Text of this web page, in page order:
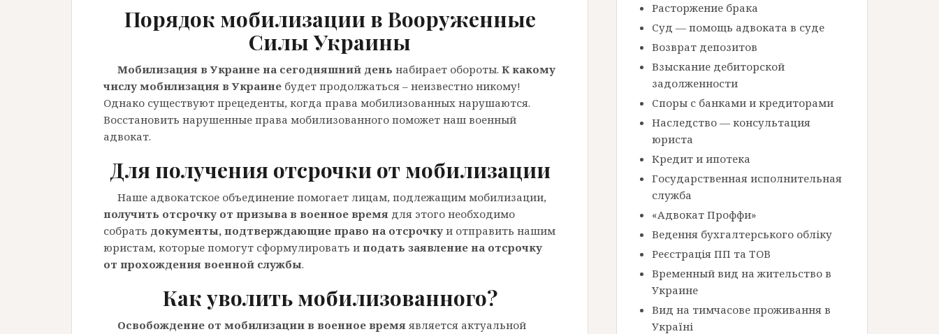
Порядок мобилизации в Вооруженные
Силы Украины
Мобилизация в Украине на сегодняшний день набирает обороты. К какому
числу мобилизация в Украине будет продолжаться – неизвестно никому!
Однако существуют прецеденты, когда права мобилизованных нарушаются.
Восстановить нарушенные права мобилизованного поможет наш военный
адвокат.
Для получения отсрочки от мобилизации
Наше адвокатское объединение помогает лицам, подлежащим мобилизации,
получить отсрочку от призыва в военное время для этого необходимо
собрать документы, подтверждающие право на отсрочку и отправить нашим
юристам, которые помогут сформулировать и подать заявление на отсрочку
от прохождения военной службы.
Как уволить мобилизованного?
Освобождение от мобилизации в военное время является актуальной
Расторжение брака
Суд — помощь адвоката в суде
Возврат депозитов
Взыскание дебиторской
задолженности
Споры с банками и кредиторами
Наследство — консультация
юриста
Кредит и ипотека
Государственная исполнительная
служба
«Адвокат Проффи»
Ведення бухгалтерського обліку
Реєстрація ПП та ТОВ
Временный вид на жительство в
Украине
Вид на тимчасове проживання в
Україні